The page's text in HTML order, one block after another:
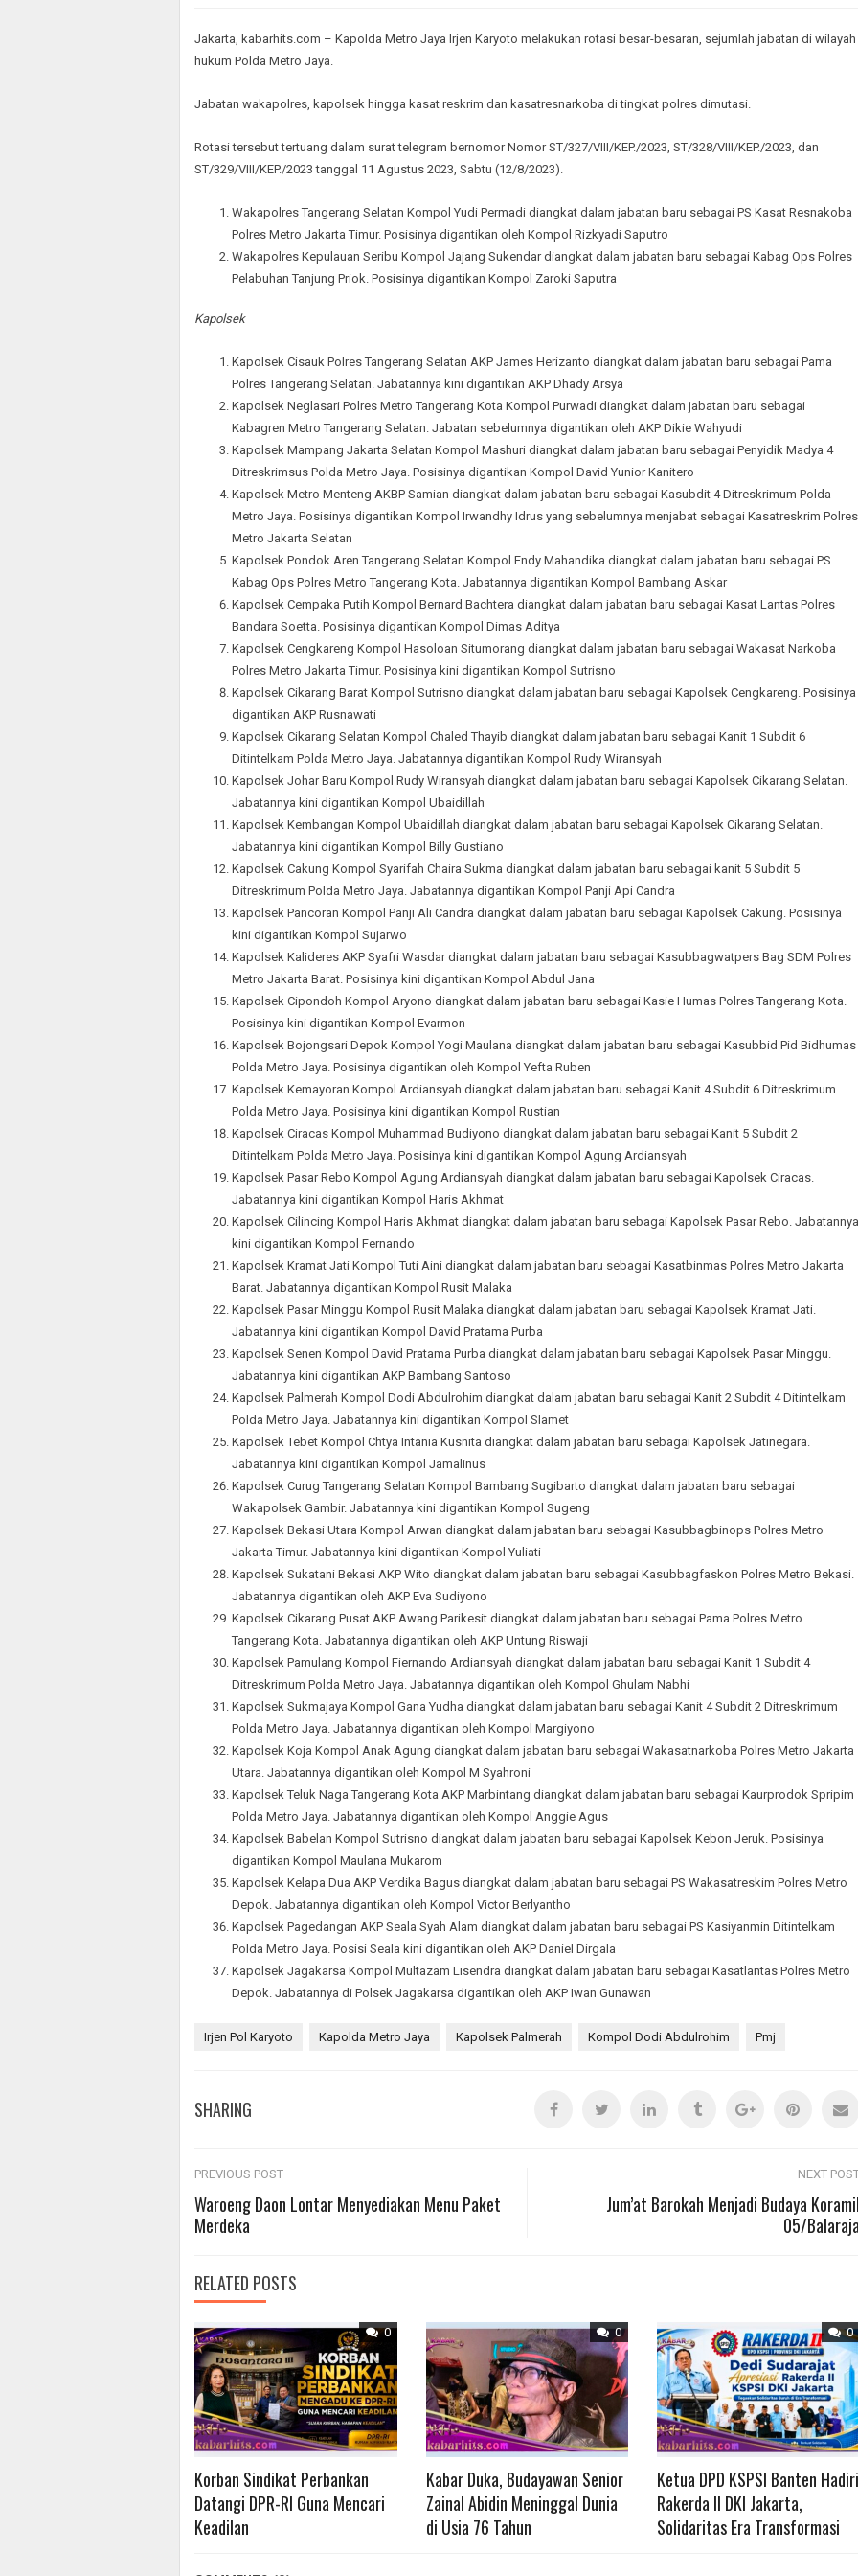
Jakarta, kabarhits.com – Kapolda Metro Jaya Irjen Karyoto melakukan rotasi besar-besaran, sejumlah jabatan di wilayah
hukum Polda Metro Jaya.
Jabatan wakapolres, kapolsek hingga kasat reskrim dan kasatresnarkoba di tingkat polres dimutasi.
Rotasi tersebut tertuang dalam surat telegram bernomor Nomor ST/327/VIII/KEP./2023, ST/328/VIII/KEP./2023, dan
ST/329/VIII/KEP./2023 tanggal 11 Agustus 2023, Sabtu (12/8/2023).
Wakapolres Tangerang Selatan Kompol Yudi Permadi diangkat dalam jabatan baru sebagai PS Kasat Resnakoba
Polres Metro Jakarta Timur. Posisinya digantikan oleh Kompol Rizkyadi Saputro
Wakapolres Kepulauan Seribu Kompol Jajang Sukendar diangkat dalam jabatan baru sebagai Kabag Ops Polres
Pelabuhan Tanjung Priok. Posisinya digantikan Kompol Zaroki Saputra
Kapolsek
Kapolsek Cisauk Polres Tangerang Selatan AKP James Herizanto diangkat dalam jabatan baru sebagai Pama
Polres Tangerang Selatan. Jabatannya kini digantikan AKP Dhady Arsya
Kapolsek Neglasari Polres Metro Tangerang Kota Kompol Purwadi diangkat dalam jabatan baru sebagai
Kabagren Metro Tangerang Selatan. Jabatan sebelumnya digantikan oleh AKP Dikie Wahyudi
Kapolsek Mampang Jakarta Selatan Kompol Mashuri diangkat dalam jabatan baru sebagai Penyidik Madya 4
Ditreskrimsus Polda Metro Jaya. Posisinya digantikan Kompol David Yunior Kanitero
Kapolsek Metro Menteng AKBP Samian diangkat dalam jabatan baru sebagai Kasubdit 4 Ditreskrimum Polda
Metro Jaya. Posisinya digantikan Kompol Irwandhy Idrus yang sebelumnya menjabat sebagai Kasatreskrim Polres
Metro Jakarta Selatan
Kapolsek Pondok Aren Tangerang Selatan Kompol Endy Mahandika diangkat dalam jabatan baru sebagai PS
Kabag Ops Polres Metro Tangerang Kota. Jabatannya digantikan Kompol Bambang Askar
Kapolsek Cempaka Putih Kompol Bernard Bachtera diangkat dalam jabatan baru sebagai Kasat Lantas Polres
Bandara Soetta. Posisinya digantikan Kompol Dimas Aditya
Kapolsek Cengkareng Kompol Hasoloan Situmorang diangkat dalam jabatan baru sebagai Wakasat Narkoba
Polres Metro Jakarta Timur. Posisinya kini digantikan Kompol Sutrisno
Kapolsek Cikarang Barat Kompol Sutrisno diangkat dalam jabatan baru sebagai Kapolsek Cengkareng. Posisinya
digantikan AKP Rusnawati
Kapolsek Cikarang Selatan Kompol Chaled Thayib diangkat dalam jabatan baru sebagai Kanit 1 Subdit 6
Ditintelkam Polda Metro Jaya. Jabatannya digantikan Kompol Rudy Wiransyah
Kapolsek Johar Baru Kompol Rudy Wiransyah diangkat dalam jabatan baru sebagai Kapolsek Cikarang Selatan.
Jabatannya kini digantikan Kompol Ubaidillah
Kapolsek Kembangan Kompol Ubaidillah diangkat dalam jabatan baru sebagai Kapolsek Cikarang Selatan.
Jabatannya kini digantikan Kompol Billy Gustiano
Kapolsek Cakung Kompol Syarifah Chaira Sukma diangkat dalam jabatan baru sebagai kanit 5 Subdit 5
Ditreskrimum Polda Metro Jaya. Jabatannya digantikan Kompol Panji Api Candra
Kapolsek Pancoran Kompol Panji Ali Candra diangkat dalam jabatan baru sebagai Kapolsek Cakung. Posisinya
kini digantikan Kompol Sujarwo
Kapolsek Kalideres AKP Syafri Wasdar diangkat dalam jabatan baru sebagai Kasubbagwatpers Bag SDM Polres
Metro Jakarta Barat. Posisinya kini digantikan Kompol Abdul Jana
Kapolsek Cipondoh Kompol Aryono diangkat dalam jabatan baru sebagai Kasie Humas Polres Tangerang Kota.
Posisinya kini digantikan Kompol Evarmon
Kapolsek Bojongsari Depok Kompol Yogi Maulana diangkat dalam jabatan baru sebagai Kasubbid Pid Bidhumas
Polda Metro Jaya. Posisinya digantikan oleh Kompol Yefta Ruben
Kapolsek Kemayoran Kompol Ardiansyah diangkat dalam jabatan baru sebagai Kanit 4 Subdit 6 Ditreskrimum
Polda Metro Jaya. Posisinya kini digantikan Kompol Rustian
Kapolsek Ciracas Kompol Muhammad Budiyono diangkat dalam jabatan baru sebagai Kanit 5 Subdit 2
Ditintelkam Polda Metro Jaya. Posisinya kini digantikan Kompol Agung Ardiansyah
Kapolsek Pasar Rebo Kompol Agung Ardiansyah diangkat dalam jabatan baru sebagai Kapolsek Ciracas.
Jabatannya kini digantikan Kompol Haris Akhmat
Kapolsek Cilincing Kompol Haris Akhmat diangkat dalam jabatan baru sebagai Kapolsek Pasar Rebo. Jabatannya
kini digantikan Kompol Fernando
Kapolsek Kramat Jati Kompol Tuti Aini diangkat dalam jabatan baru sebagai Kasatbinmas Polres Metro Jakarta
Barat. Jabatannya digantikan Kompol Rusit Malaka
Kapolsek Pasar Minggu Kompol Rusit Malaka diangkat dalam jabatan baru sebagai Kapolsek Kramat Jati.
Jabatannya kini digantikan Kompol David Pratama Purba
Kapolsek Senen Kompol David Pratama Purba diangkat dalam jabatan baru sebagai Kapolsek Pasar Minggu.
Jabatannya kini digantikan AKP Bambang Santoso
Kapolsek Palmerah Kompol Dodi Abdulrohim diangkat dalam jabatan baru sebagai Kanit 2 Subdit 4 Ditintelkam
Polda Metro Jaya. Jabatannya kini digantikan Kompol Slamet
Kapolsek Tebet Kompol Chtya Intania Kusnita diangkat dalam jabatan baru sebagai Kapolsek Jatinegara.
Jabatannya kini digantikan Kompol Jamalinus
Kapolsek Curug Tangerang Selatan Kompol Bambang Sugibarto diangkat dalam jabatan baru sebagai
Wakapolsek Gambir. Jabatannya kini digantikan Kompol Sugeng
Kapolsek Bekasi Utara Kompol Arwan diangkat dalam jabatan baru sebagai Kasubbagbinops Polres Metro
Jakarta Timur. Jabatannya kini digantikan Kompol Yuliati
Kapolsek Sukatani Bekasi AKP Wito diangkat dalam jabatan baru sebagai Kasubbagfaskon Polres Metro Bekasi.
Jabatannya digantikan oleh AKP Eva Sudiyono
Kapolsek Cikarang Pusat AKP Awang Parikesit diangkat dalam jabatan baru sebagai Pama Polres Metro
Tangerang Kota. Jabatannya digantikan oleh AKP Untung Riswaji
Kapolsek Pamulang Kompol Fiernando Ardiansyah diangkat dalam jabatan baru sebagai Kanit 1 Subdit 4
Ditreskrimum Polda Metro Jaya. Jabatannya digantikan oleh Kompol Ghulam Nabhi
Kapolsek Sukmajaya Kompol Gana Yudha diangkat dalam jabatan baru sebagai Kanit 4 Subdit 2 Ditreskrimum
Polda Metro Jaya. Jabatannya digantikan oleh Kompol Margiyono
Kapolsek Koja Kompol Anak Agung diangkat dalam jabatan baru sebagai Wakasatnarkoba Polres Metro Jakarta
Utara. Jabatannya digantikan oleh Kompol M Syahroni
Kapolsek Teluk Naga Tangerang Kota AKP Marbintang diangkat dalam jabatan baru sebagai Kaurprodok Spripim
Polda Metro Jaya. Jabatannya digantikan oleh Kompol Anggi⁩e Agus
Kapolsek Babelan Kompol Sutrisno diangkat dalam jabatan baru sebagai Kapolsek Kebon Jeruk. Posisinya
digantikan Kompol Maulana Mukarom
Kapolsek Kelapa Dua AKP Verdika Bagus diangkat dalam jabatan baru sebagai PS Wakasatreskim Polres Metro
Depok. Jabatannya digantikan oleh Kompol Victor Berlyantho
Kapolsek Pagedangan AKP Seala Syah Alam diangkat dalam jabatan baru sebagai PS Kasiyanmin Ditintelkam
Polda Metro Jaya. Posisi Seala kini digantikan oleh AKP Daniel Dirgala
Kapolsek Jagakarsa Kompol Multazam Lisendra diangkat dalam jabatan baru sebagai Kasatlantas Polres Metro
Depok. Jabatannya di Polsek Jagakarsa digantikan oleh AKP Iwan Gunawan
Irjen Pol Karyoto Kapolda Metro Jaya Kapolsek Palmerah Kompol Dodi Abdulrohim Pmj
SHARING
Post
navigation
PREVIOUS POST
Waroeng Daon Lontar Menyediakan Menu Paket
Merdeka
NEXT
Jum’at Barokah Menjadi Budaya
05/
RELATED POSTS
0
Korban Sindikat Perbankan
Datangi DPR-RI Guna Mencari
Keadilan
0
Kabar Duka, Budayawan Senior
Zainal Abidin Meninggal Dunia
di Usia 76 Tahun
0
Ketua DPD KSPSI Banten
Rakerda II DKI Jakarta,
Solidaritas Era Transformasi